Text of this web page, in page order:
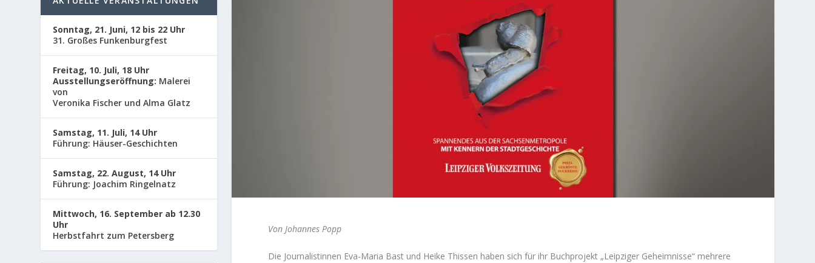
Von Johannes Popp
Die Journalistinnen Eva-Maria Bast und Heike Thissen haben sich für ihr Buchprojekt „Leipziger Geheimnisse“ mehrere
Sonntag, 21. Juni, 12 bis 22 Uhr
31. Großes Funkenburgfest
Freitag, 10. Juli, 18 Uhr
Ausstellungseröffnung: Malerei
von
Veronika Fischer und Alma Glatz
Samstag, 11. Juli, 14 Uhr
Führung: Häuser-Geschichten
Samstag, 22. August, 14 Uhr
Führung: Joachim Ringelnatz
Mittwoch, 16. September ab 12.30
Uhr
Herbstfahrt zum Petersberg